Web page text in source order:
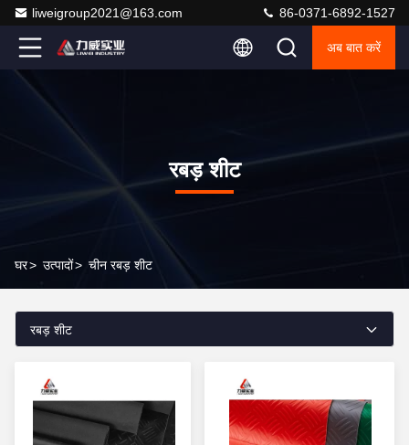
liweigroup2021@163.com 86-0371-6892-1527
अब बात करें
रबड़ शीट
घर> उत्पादों> चीन रबड़ शीट
रबड़ शीट